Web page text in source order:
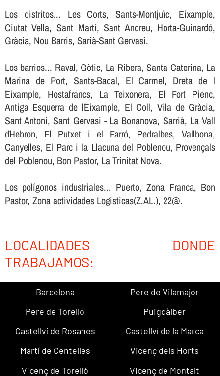
Los distritos... Les Corts, Sants-Montjuïc, Eixample,
Ciutat Vella, Sant Martí, Sant Andreu, Horta-Guinardó,
Gràcia, Nou Barris, Sarià-Sant Gervasi.
Los barrios... Raval, Gòtic, La Ribera, Santa Caterina, La
Marina de Port, Sants-Badal, El Carmel, Dreta de l
´Eixample, Hostafrancs, La Teixonera, El Fort Pienc,
Antiga Esquerra de l´Eixample, El Coll, Vila de Gràcia,
Sant Antoni, Sant Gervasi - La Bonanova, Sarrià, La Vall
d´Hebron, El Putxet i el Farró, Pedralbes, Vallbona,
Canyelles, El Parc i la Llacuna del Poblenou, Provençals
del Poblenou, Bon Pastor, La Trinitat Nova.
Los polígonos industriales... Puerto, Zona Franca, Bon
Pastor, Zona actividades Logisticas(Z.AL.), 22@.
LOCALIDADES DONDE
TRABAJAMOS:
Barcelona
Pere de Vilamajor
Pere de Torelló
Puigdàlber
Castellví de Rosanes
Castellví de la Marca
Martí de Centelles
Vicenç dels Horts
Vicenç de Torelló
Vicenç de Montalt